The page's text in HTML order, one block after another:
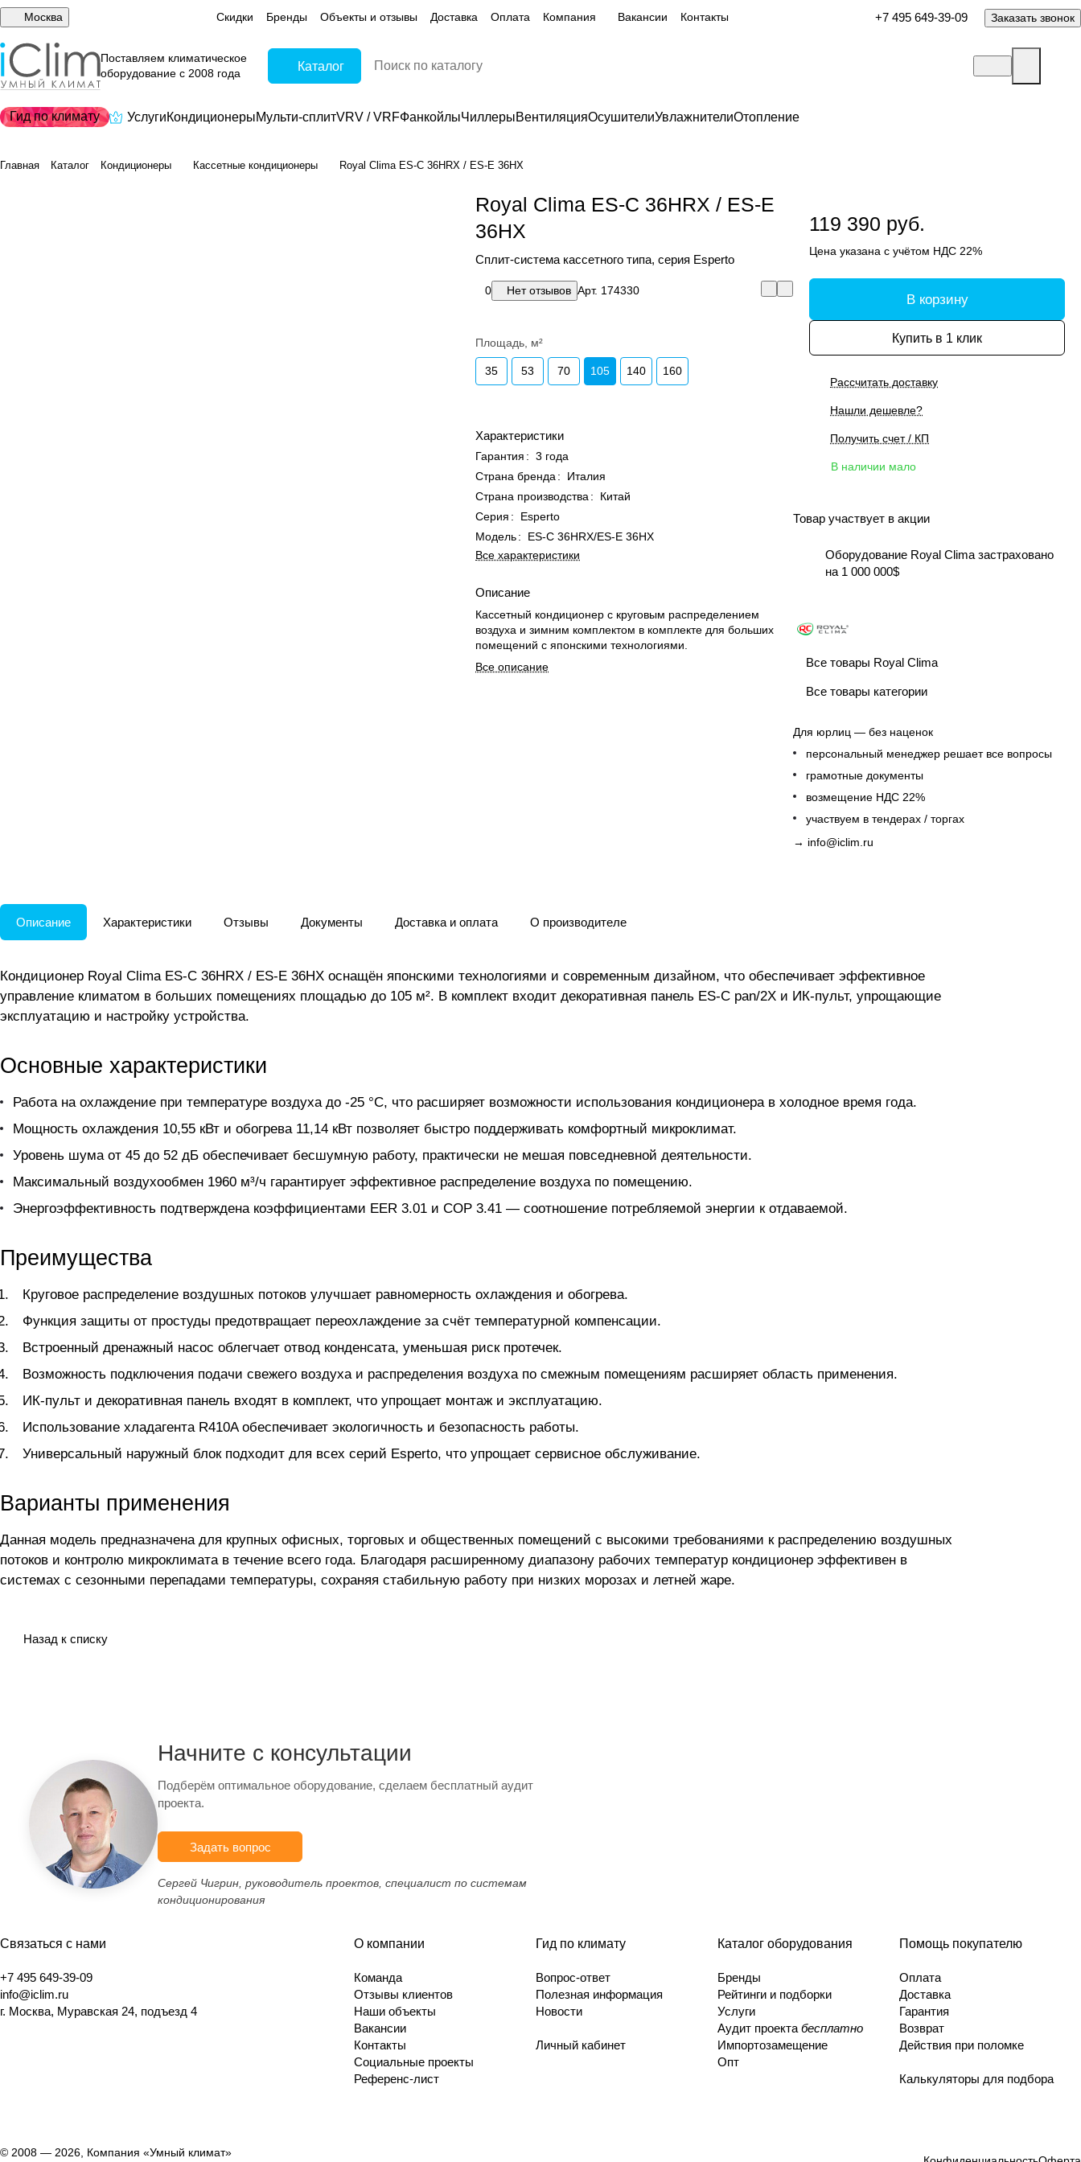
Москва Скидки Бренды Объекты и отзывы Доставка Оплата Компания Вакансии Контакты +7 495 649-39-09 Заказать звонок
Поставляем климатическое
оборудование с 2008 года
Каталог
Гид по климату УслугиКондиционерыМульти-сплитVRV / VRFФанкойлыЧиллерыВентиляцияОсушителиУвлажнителиОтопление
Главная Каталог Кондиционеры Кассетные кондиционеры Royal Clima ES-C 36HRX / ES-E 36HX
Royal Clima ES-C 36HRX / ES-E
36HX
Сплит-система кассетного типа, серия Esperto
0 Нет отзывов Арт. 174330
Площадь, м²
35 53 70 105 140 160
Характеристики
Гарантия : 3 года
Страна бренда :
Италия
Страна производства :
Китай
Серия :
Esperto
Модель:
ES-C 36HRX/ES-E 36HX
Все характеристики
Описание
Кассетный кондиционер с круговым распределением
воздуха и зимним комплектом в комплекте для больших
помещений с японскими технологиями.
Все описание
119 390 руб.
Цена указана с учётом НДС 22%
В корзину
Купить в 1 клик
Рассчитать доставку
Нашли дешевле?
Получить счет / КП
В наличии мало
Товар участвует в акции
Оборудование Royal Clima застраховано
на 1 000 000$
Все товары Royal Clima
Все товары категории
Для юрлиц — без наценок
персональный менеджер решает все вопросы
грамотные документы
возмещение НДС 22%
участвуем в тендерах / торгах
→ info@iclim.ru
Описание Характеристики Отзывы Документы Доставка и оплата О производителе
Кондиционер Royal Clima ES-C 36HRX / ES-E 36HX оснащён японскими технологиями и современным дизайном, что обеспечивает эффективное
управление климатом в больших помещениях площадью до 105 м². В комплект входит декоративная панель ES-C pan/2X и ИК-пульт, упрощающие
эксплуатацию и настройку устройства.
Основные характеристики
Работа на охлаждение при температуре воздуха до -25 °C, что расширяет возможности использования кондиционера в холодное время года.
Мощность охлаждения 10,55 кВт и обогрева 11,14 кВт позволяет быстро поддерживать комфортный микроклимат.
Уровень шума от 45 до 52 дБ обеспечивает бесшумную работу, практически не мешая повседневной деятельности.
Максимальный воздухообмен 1960 м³/ч гарантирует эффективное распределение воздуха по помещению.
Энергоэффективность подтверждена коэффициентами EER 3.01 и COP 3.41 — соотношение потребляемой энергии к отдаваемой.
Преимущества
Круговое распределение воздушных потоков улучшает равномерность охлаждения и обогрева.
Функция защиты от простуды предотвращает переохлаждение за счёт температурной компенсации.
Встроенный дренажный насос облегчает отвод конденсата, уменьшая риск протечек.
Возможность подключения подачи свежего воздуха и распределения воздуха по смежным помещениям расширяет область применения.
ИК-пульт и декоративная панель входят в комплект, что упрощает монтаж и эксплуатацию.
Использование хладагента R410A обеспечивает экологичность и безопасность работы.
Универсальный наружный блок подходит для всех серий Esperto, что упрощает сервисное обслуживание.
Варианты применения
Данная модель предназначена для крупных офисных, торговых и общественных помещений с высокими требованиями к распределению воздушных
потоков и контролю микроклимата в течение всего года. Благодаря расширенному диапазону рабочих температур кондиционер эффективен в
системах с сезонными перепадами температуры, сохраняя стабильную работу при низких морозах и летней жаре.
Назад к списку
Начните с консультации
Подберём оптимальное оборудование, сделаем бесплатный аудит
проекта.
Задать вопрос
Сергей Чигрин, руководитель проектов, специалист по системам
кондиционирования
Связаться с нами
+7 495 649-39-09
info@iclim.ru
г. Москва, Муравская 24, подъезд 4
О компании
Команда
Отзывы клиентов
Наши объекты
Вакансии
Контакты
Социальные проекты
Референс-лист
Гид по климату
Вопрос-ответ
Полезная информация
Новости
Личный кабинет
Каталог оборудования
Бренды
Рейтинги и подборки
Услуги
Аудит проекта бесплатно
Импортозамещение
Опт
Помощь покупателю
Оплата
Доставка
Гарантия
Возврат
Действия при поломке
Калькуляторы для подбора
© 2008 — 2026, Компания «Умный климат»